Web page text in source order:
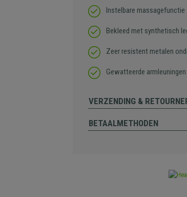
Instelbare massagefunctie
Bekleed met synthetisch
Zeer resistent metalen
Gewatteerde armleuningen
VERZENDING &
BETAALMETHODEN